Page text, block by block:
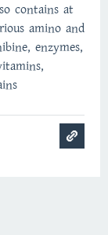
contains at
amino and
enzymes,